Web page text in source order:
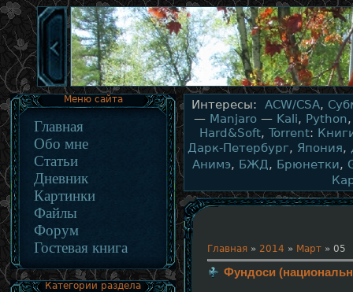
Меню сайта
Главная
Обо мне
Статьи
Дневник
Картинки
Файлы
Форум
Гостевая книга
Категории раздела
Интересы: ACW/CSA,
— Manjaro — Kali, Python
Hard&Soft, Torrent:
Дарк-Петербург, Япония,
Анимэ, БЖД, Брюнетки,
Главная » 2014 » Март » 05
Фундоcи